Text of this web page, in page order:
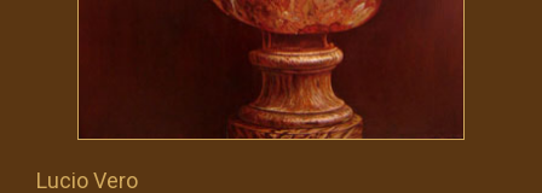
Lucio Vero